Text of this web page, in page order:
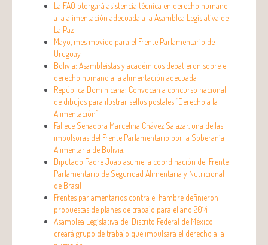
La FAO otorgará asistencia técnica en derecho humano
a la alimentación adecuada a la Asamblea Legislativa de
La Paz
Mayo, mes movido para el Frente Parlamentario de
Uruguay
Bolivia: Asambleístas y académicos debatieron sobre el
derecho humano a la alimentación adecuada
República Dominicana: Convocan a concurso nacional
de dibujos para ilustrar sellos postales “Derecho a la
Alimentación”
Fallece Senadora Marcelina Chávez Salazar, una de las
impulsoras del Frente Parlamentario por la Soberanía
Alimentaria de Bolivia.
Diputado Padre João asume la coordinación del Frente
Parlamentario de Seguridad Alimentaria y Nutricional
de Brasil
Frentes parlamentarios contra el hambre definieron
propuestas de planes de trabajo para el año 2014
Asamblea Legíslativa del Distrito Federal de México
creará grupo de trabajo que impulsará el derecho a la